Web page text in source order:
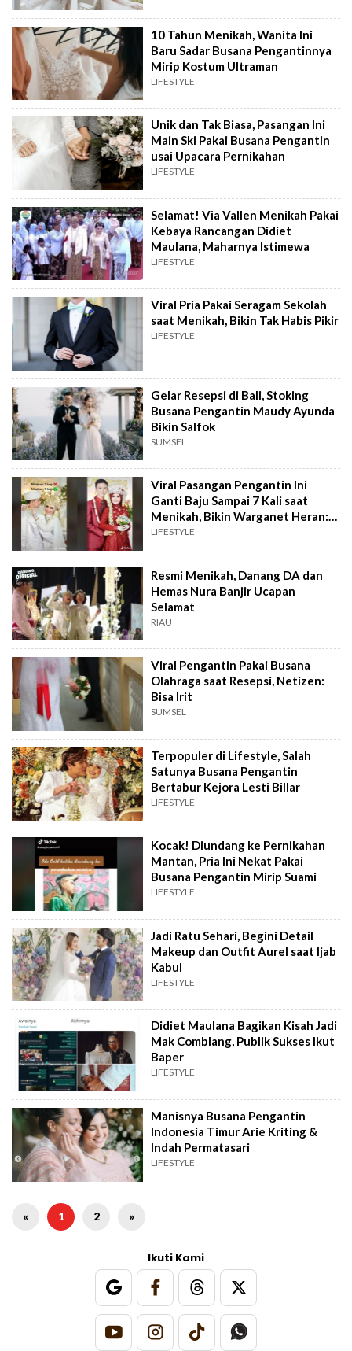
10 Tahun Menikah, Wanita Ini
Baru Sadar Busana Pengantinnya
Mirip Kostum Ultraman
LIFESTYLE
Unik dan Tak Biasa, Pasangan Ini
Main Ski Pakai Busana Pengantin
usai Upacara Pernikahan
LIFESTYLE
Selamat! Via Vallen Menikah Pakai
Kebaya Rancangan Didiet
Maulana, Maharnya Istimewa
LIFESTYLE
Viral Pria Pakai Seragam Sekolah
saat Menikah, Bikin Tak Habis Pikir
LIFESTYLE
Gelar Resepsi di Bali, Stoking
Busana Pengantin Maudy Ayunda
Bikin Salfok
SUMSEL
Viral Pasangan Pengantin Ini
Ganti Baju Sampai 7 Kali saat
Menikah, Bikin Warganet Heran:
Nggak Capek?
LIFESTYLE
Resmi Menikah, Danang DA dan
Hemas Nura Banjir Ucapan
Selamat
RIAU
Viral Pengantin Pakai Busana
Olahraga saat Resepsi, Netizen:
Bisa Irit
SUMSEL
Terpopuler di Lifestyle, Salah
Satunya Busana Pengantin
Bertabur Kejora Lesti Billar
LIFESTYLE
Kocak! Diundang ke Pernikahan
Mantan, Pria Ini Nekat Pakai
Busana Pengantin Mirip Suami
LIFESTYLE
Jadi Ratu Sehari, Begini Detail
Makeup dan Outfit Aurel saat Ijab
Kabul
LIFESTYLE
Didiet Maulana Bagikan Kisah Jadi
Mak Comblang, Publik Sukses Ikut
Baper
LIFESTYLE
Manisnya Busana Pengantin
Indonesia Timur Arie Kriting &
Indah Permatasari
LIFESTYLE
« 1 2 »
Ikuti Kami